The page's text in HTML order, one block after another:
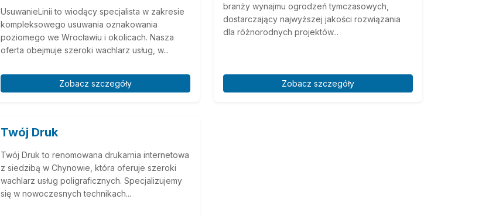
UsuwanieLinii to wiodący specjalista w zakresie
kompleksowego usuwania oznakowania
poziomego we Wrocławiu i okolicach. Nasza
oferta obejmuje szeroki wachlarz usług, w...
Zobacz szczegóły
branży wynajmu ogrodzeń tymczasowych,
dostarczający najwyższej jakości rozwiązania
dla różnorodnych projektów...
Zobacz szczegóły
Twój Druk
Twój Druk to renomowana drukarnia internetowa
z siedzibą w Chynowie, która oferuje szeroki
wachlarz usług poligraficznych. Specjalizujemy
się w nowoczesnych technikach...